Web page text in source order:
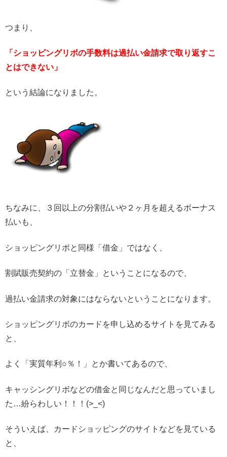
つまり、
「 ショッピングリボの手数料は過払い金請求で取り返すこ
とはできない」
という結論になりました。
ちなみに、３回以上の分割払いや２ヶ月を超えるボーナス
払いも、
ショッピングリボと同様「借金」ではなく、
割賦販売契約の「立替金」ということになるので、
過払い金請求の対象にはならないということになります。
ショッピングリボのカードを申し込めるサイトを見てみる
と、
よく「実質年利○％！」とか書いてあるので、
キャッシングリボなどの借金と同じなんだと思っていまし
た…紛らわしい！！！(>_<)
そういえば、カードショッピングのサイトなどを見ている
と、